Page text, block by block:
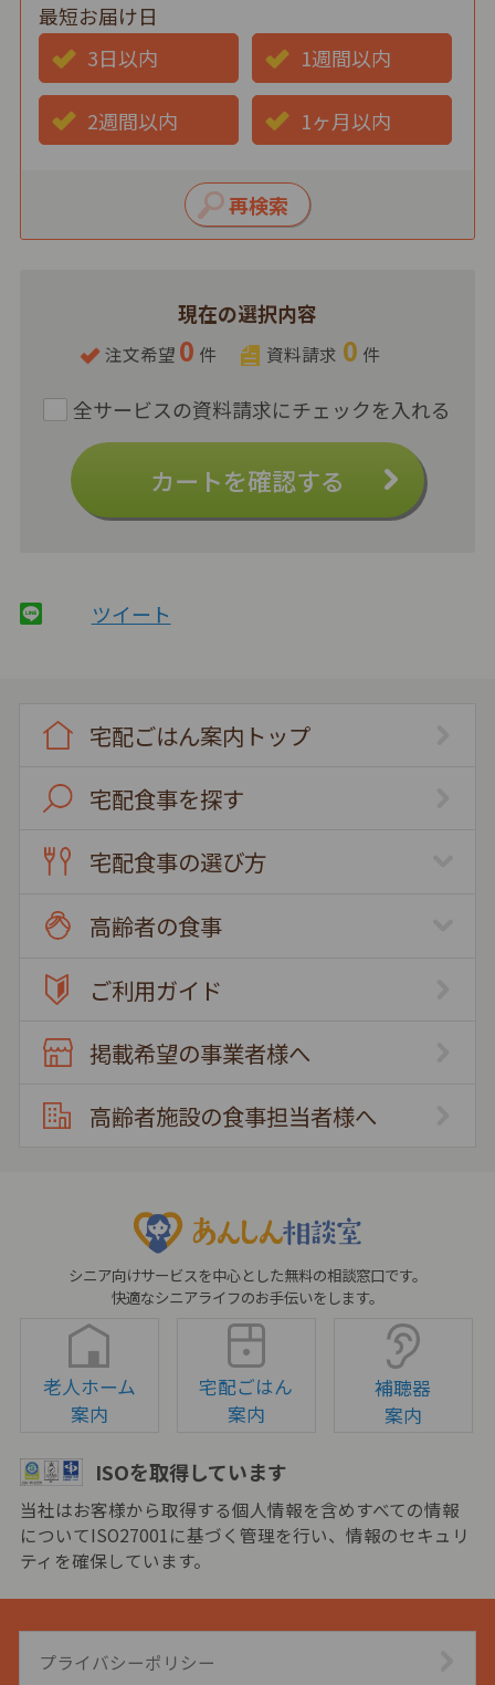
現在の選択内容
注文希望 0 件 資料請求 0 件
カートを確認する
最短お届け日
3日以内
1週間以内
2週間以内 1ヶ月以内
ツイート
宅配ごはん案内トップ
宅配食事を探す
宅配食事の選び方
高齢者の食事
ご利用ガイド
掲載希望の事業者様へ
高齢者施設の食事担当者様へ
シニア向けサービスを中心とした無料の相談窓口です。
快適なシニアライフのお手伝いをします。
老人ホーム
案内
宅配ごはん
案内
補聴器
案内
ISOを取得しています
当社はお客様から取得する個人情報を含めすべての情報
についてISO27001に基づく管理を行い、情報のセキュリ
ティを確保しています。
プライバシーポリシー